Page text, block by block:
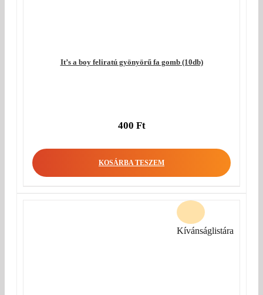
It’s a boy feliratú gyönyörű fa gomb (10db)
400 Ft
KOSÁRBA TESZEM
Kívánságlistára